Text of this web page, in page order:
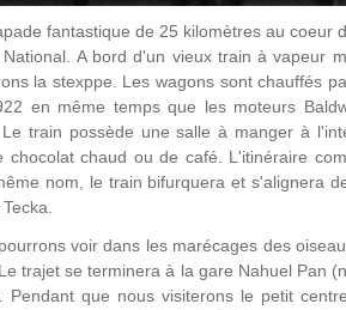
fantastique de 25 kilomètres au coeur
A bord d'un vieux train à vapeur
la stexppe. Les wagons sont chauffés
en même temps que les moteurs
train possède une salle à manger à
chocolat chaud ou de café. L'itinéraire
nom, le train bifurquera et s'alignera
voir dans les marécages des
trajet se terminera à la gare Nahuel Pan
Pendant que nous visiterons le petit